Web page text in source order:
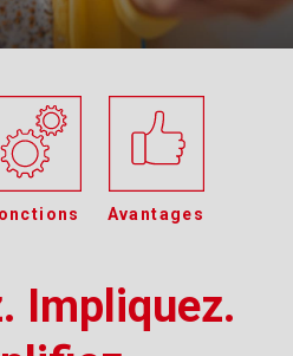
Avantages
Impliquez.